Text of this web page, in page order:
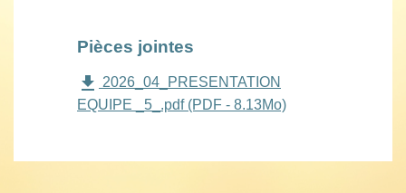
Pièces jointes
file_download 2026_04_PRESENTATION
EQUIPE _5_.pdf (PDF - 8.13Mo)